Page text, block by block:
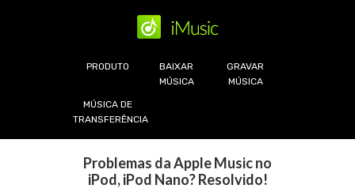
PRODUTO
BAIXAR
MÚSICA
GRAVAR
MÚSICA
MÚSICA DE
TRANSFERÊNCIA
Problemas da Apple Music no
iPod, iPod Nano? Resolvido!